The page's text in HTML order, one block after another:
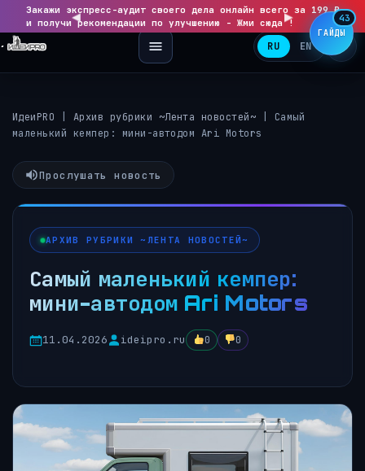
◀
Закажи экспресс-аудит своего дела онлайн всего за 199 ₽
и получи рекомендации по улучшению - Жми сюда !
▶
RU EN
ИдеиPRO Архив рубрики ~Лента новостей~
Самый
маленький кемпер: мини-автодом Ari Motors
Прослушать новость
АРХИВ РУБРИКИ ~ЛЕНТА НОВОСТЕЙ~
Самый маленький кемпер:
мини-автодом Ari Motors
11.04.2026 ideipro.ru 0 0
ГАЙДЫ
43